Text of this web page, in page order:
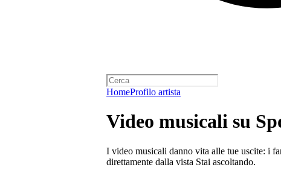
HomeProfilo artista
Video musicali su
I video musicali danno vita alle tue uscite: i
direttamente dalla vista Stai ascoltando.